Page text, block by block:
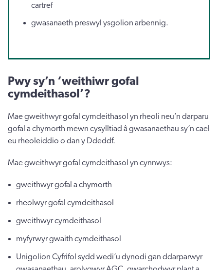
cartref
gwasanaeth preswyl ysgolion arbennig.
Pwy sy’n ‘weithiwr gofal
cymdeithasol’?
Mae gweithwyr gofal cymdeithasol yn rheoli neu’n darparu
gofal a chymorth mewn cysylltiad â gwasanaethau sy’n cael
eu rheoleiddio o dan y Ddeddf.
Mae gweithwyr gofal cymdeithasol yn cynnwys:
gweithwyr gofal a chymorth
rheolwyr gofal cymdeithasol
gweithwyr cymdeithasol
myfyrwyr gwaith cymdeithasol
Unigolion Cyfrifol sydd wedi’u dynodi gan ddarparwyr